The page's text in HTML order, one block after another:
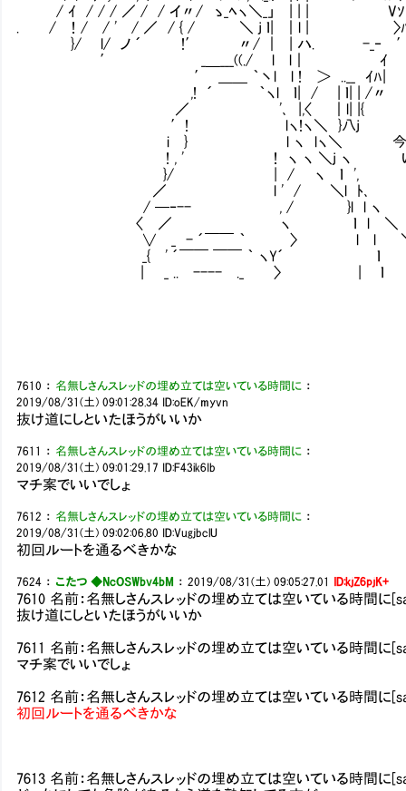
/ ｲ / / / ／ / / イ〃/ ゝ_ﾍヽ＼_」 | | | Vｿ!
. / ！/ / ' / ／ / { / ＼ j ｌ| ｜l | 〉ﾊ
}/ l/ ノ ´ !′ 〃/ ｜ | ハ. -_‐
′ _＿___((./ l l｜ ｲ 私達は二つ
′ ＿＿ ｀丶l l ! ＞ ..__ ｲﾊ|
,! ´ ｀ヽl ｌ| / | ｌ| | /〃 いつも行き
／ '､ |,〈 ｜l| |{〝 初回に一
′! lヽ!ヽ＼ }八j
i } l ヽ lヽ＼ 今日は、何時も行き帰り
! , ' ！ ヽ ヽ ＼j ヽ いつもの道を早めに
}/ | / ヽ ｌ ',
／ l ' / ＼l ﾄ､
/ ─‐-- , / }l l ヽ 私の意見も必ずし
〈 ／ ヽ ｌ l ＼
∨ _ - ´￣￣ ｀ 〉 l l ＼ 炭治
_{ ' ´￣￣ ￣￣ ｀ ヽY´ ￤ ｌ
| _ .. ---- ._ 〉 | ｌ / 多分、どちらにし
7610 ： 名無しさんスレッドの埋め立ては空いている時間に ：
2019/08/31(土) 09:01:28.34 ID:oEK/myvn
抜け道にしといたほうがいいか
7611 ： 名無しさんスレッドの埋め立ては空いている時間に ：
2019/08/31(土) 09:01:29.17 ID:F43ik6Ib
マチ案でいいでしょ
7612 ： 名無しさんスレッドの埋め立ては空いている時間に ：
2019/08/31(土) 09:02:06.80 ID:VugjbclU
初回ルートを通るべきかな
7624 ： こたつ ◆NcOSWbv4bM ：2019/08/31(土) 09:05:27.01 ID:kjZ6pjK+
7610 名前：名無しさんスレッドの埋め立ては空いている時間
抜け道にしといたほうがいいか
7611 名前：名無しさんスレッドの埋め立ては空いている時間
マチ案でいいでしょ
7612 名前：名無しさんスレッドの埋め立ては空いている時間
初回ルートを通るべきかな
7613 名前：名無しさんスレッドの埋め立ては空いている時間